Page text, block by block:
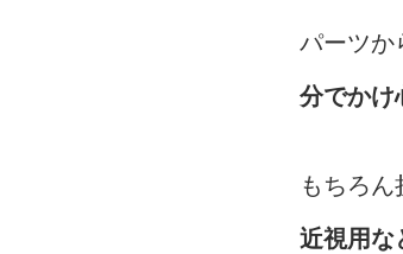
パーツか
分でかけ
もちろん
近視用な